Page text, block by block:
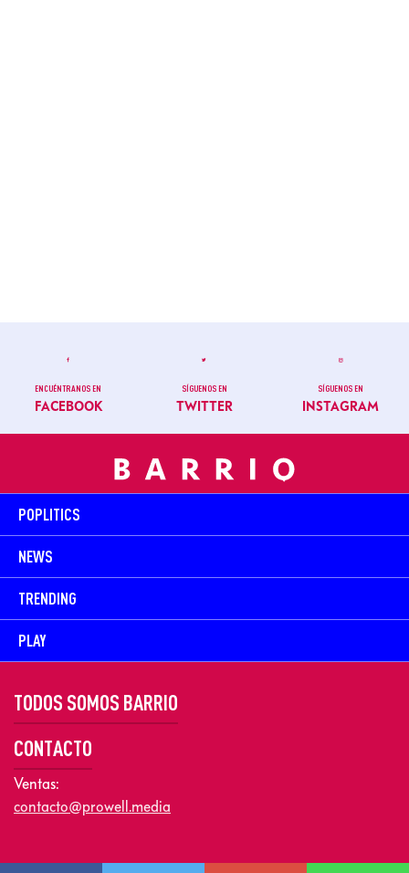
ENCUÉNTRANOS EN
FACEBOOK
SÍGUENOS EN
TWITTER
SÍGUENOS EN
INSTAGRAM
POPLITICS
NEWS
TRENDING
PLAY
TODOS SOMOS BARRIO
CONTACTO
Ventas:
contacto@prowell.media